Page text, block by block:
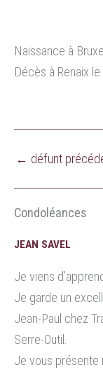
Naissance à
Décès à Renaix
← défunt
Condoléances
JEAN SAVEL
Je viens
Je garde un
Jean-Paul chez
Serre-Outil.
Je vous présente